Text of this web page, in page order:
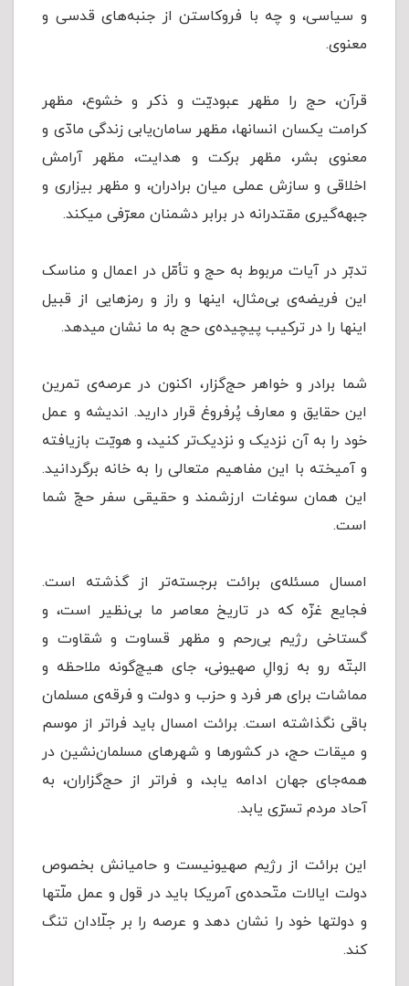
و سیاسی، و چه با فروکاستن از جنبه‌های قدسی و
معنوی.
قرآن، حج را مظهر عبودیّت و ذکر و خشوع، مظهر
کرامت یکسان انسانها، مظهر سامان‌یابی زندگی مادّی و
معنوی بشر، مظهر برکت و هدایت، مظهر آرامش
اخلاقی و سازش عملی میان برادران، و مظهر بیزاری و
جبهه‌گیری مقتدرانه در برابر دشمنان معرّفی میکند.
تدبّر در آیات مربوط به حج و تأمّل در اعمال و مناسک
این فریضه‌ی بی‌مثال، اینها و راز و رمزهایی از قبیل
اینها را در ترکیب پیچیده‌ی حج به ما نشان میدهد.
شما برادر و خواهر حج‌گزار، اکنون در عرصه‌ی تمرین
این حقایق و معارف پُرفروغ قرار دارید. اندیشه و عمل
خود را به آن نزدیک و نزدیک‌تر کنید، و هویّت بازیافته
و آمیخته با این مفاهیم متعالی را به خانه برگردانید.
این همان سوغات ارزشمند و حقیقی سفر حجّ شما
است.
امسال مسئله‌ی برائت برجسته‌تر از گذشته است.
فجایع غزّه که در تاریخ معاصر ما بی‌نظیر است، و
گستاخی رژیم بی‌رحم و مظهر قساوت و شقاوت و
البتّه رو به زوالِ صهیونی، جای هیچ‌گونه ملاحظه و
مماشات برای هر فرد و حزب و دولت و فرقه‌ی مسلمان
باقی نگذاشته است. برائت امسال باید فراتر از موسم
و میقات حج، در کشورها و شهرهای مسلمان‌نشین در
همه‌جای جهان ادامه یابد، و فراتر از حج‌گزاران، به
آحاد مردم تسرّی یابد.
این برائت از رژیم صهیونیست و حامیانش بخصوص
دولت ایالات متّحده‌ی آمریکا باید در قول و عمل ملّتها
و دولتها خود را نشان دهد و عرصه را بر جلّادان تنگ
کند.